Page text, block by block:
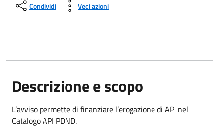
Condividi Vedi azioni
Descrizione e scopo
L’avviso permette di finanziare l’erogazione di API nel
Catalogo API PDND.